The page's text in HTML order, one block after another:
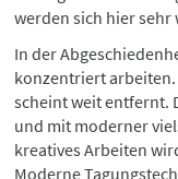
werden sich hier sehr
In der
konzentriert
scheint weit entfernt.
und mit moderner
kreatives Arbeiten
Moderne